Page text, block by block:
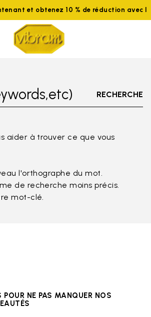
et obtenez 10 % de réduction avec le
RECHERCHE
aider à trouver ce que vous
l'orthographe du mot.
de recherche moins précis.
mot-clé.
NE PAS MANQUER NOS